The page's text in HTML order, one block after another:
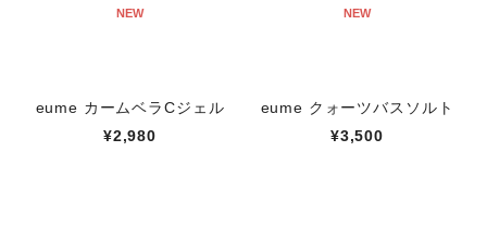
NEW
eume カームベラCジェル
¥2,980
NEW
eume クォーツバスソルト
¥3,500